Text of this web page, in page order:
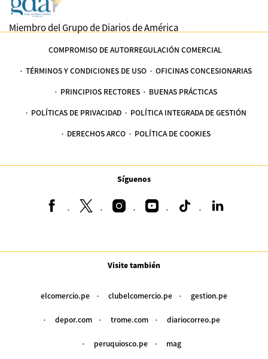
Miembro del Grupo de Diarios de América
COMPROMISO DE AUTORREGULACIÓN COMERCIAL
TÉRMINOS Y CONDICIONES DE USO OFICINAS CONCESIONARIAS
PRINCIPIOS RECTORES BUENAS PRÁCTICAS
POLÍTICAS DE PRIVACIDAD POLÍTICA INTEGRADA DE GESTIÓN
DERECHOS ARCO POLÍTICA DE COOKIES
Síguenos
Visite también
elcomercio.pe clubelcomercio.pe gestion.pe
depor.com trome.com diariocorreo.pe
peruquiosco.pe mag